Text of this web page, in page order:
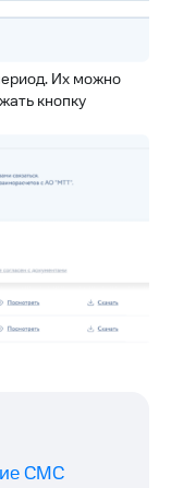
Их можно
кнопку
СМС